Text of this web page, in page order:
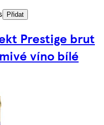
Přidat
Prestige brut
víno bílé